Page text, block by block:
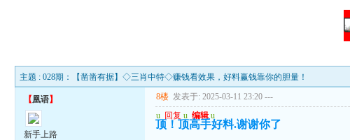
主题 : 028期：【凿凿有据】◇三肖中特◇赚钱看效果，好料赢钱靠你的胆量！
【凰语】
新手上路
8楼 发表于: 2025-03-11 23:20 ---
u 回复 u 编辑 u
顶！顶高手好料.谢谢你了